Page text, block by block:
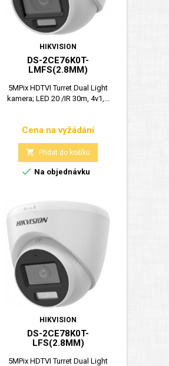
HIKVISION
DS-2CE76K0T-
LMFS(2.8MM)
5MPix HDTVI Turret Dual Light
kamera; LED 20 /IR 30m, 4v1,...
Cena
Cena na vyžádání
 Přidat do košíku
 Na objednávku
HIKVISION
DS-2CE78K0T-
LFS(2.8MM)
5MPix HDTVI Turret Dual Light